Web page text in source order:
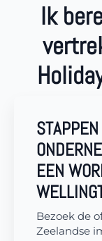
Ik
EEN
Bezoek de
Zeelandse